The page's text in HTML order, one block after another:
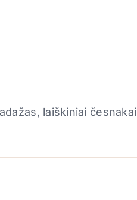
laiškiniai česnakai